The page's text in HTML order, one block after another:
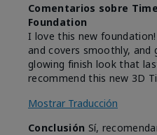
Comentarios sobre
Foundation
I love this new
and covers smoothly, and
glowing finish look that
recommend this new 3D
Mostrar Traducción
Conclusión Sí,